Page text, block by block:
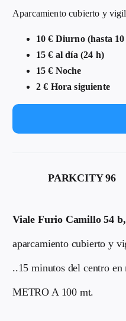
Aparcamiento cubierto y
10 € Diurno (hasta
15 € al día (24 h)
15 € Noche
2 € Hora siguiente
PARKCITY 96
Viale Furio Camillo 54
aparcamiento cubierto y
..15 minutos del centro en
METRO A 100 mt.